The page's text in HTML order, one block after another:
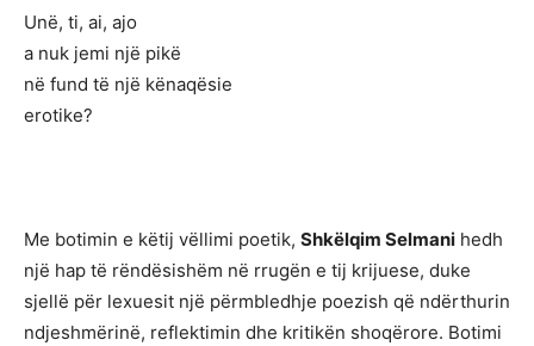
Unë, ti, ai, ajo
a nuk jemi një pikë
në fund të një kënaqësie
erotike?
Me botimin e këtij vëllimi poetik, Shkëlqim Selmani hedh
një hap të rëndësishëm në rrugën e tij krijuese, duke
sjellë për lexuesit një përmbledhje poezish që ndërthurin
ndjeshmërinë, reflektimin dhe kritikën shoqërore. Botimi